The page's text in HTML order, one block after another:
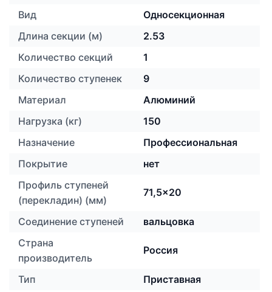
Вид
Односекционная
Длина секции (м)
2.53
Количество секций
1
Количество ступенек
9
Материал
Алюминий
Нагрузка (кг)
150
Назначение
Профессиональная
Покрытие
нет
Профиль ступеней
(перекладин) (мм)
71,5x20
Соединение ступеней
вальцовка
Страна
производитель
Россия
Тип
Приставная